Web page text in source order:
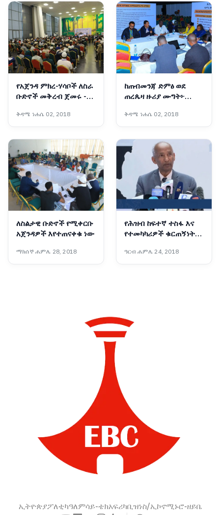
የአጀንዳ ምክረ-ሃሳቦች ለስራ
ቡድኖች መቅረብ ጀመሩ -
ኮሚሽን
ቅዳሜ ነሐሴ 02, 2018
ከጠብመንጃ ድምፅ ወደ
ጠረጴዛ ዙሪያ ሙግት፦
መውጣታቸው የትልቁ
ድላችን ማሳያ ነው
ቅዳሜ ነሐሴ 02, 2018
ለስልታዊ ቡድኖች የሚቀርቡ
አጀንዳዎች እየተጠናቀቁ ነው
ማክሰኞ ሐምሌ 28, 2018
የሕዝብ ከፍተኛ ተስፋ እና
የተመካካሪዎች ቁርጠኝነት
እየመራው ነው - ፕሮፌሰር
መስፍን አርዓያ
ዓርብ ሐምሌ 24, 2018
ኢትዮጵያፖለቲካዓለምሳይ-ቴክአፍሪካቢዝነስ/ኢኮኖሚኑሮ-ዘይቤ